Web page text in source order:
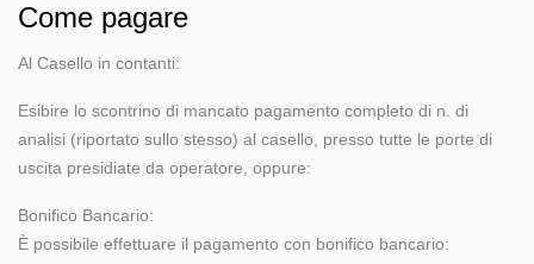
Come pagare
Al Casello in contanti:
Esibire lo scontrino di mancato pagamento completo di n. di
analisi (riportato sullo stesso) al casello, presso tutte le porte di
uscita presidiate da operatore, oppure:
Bonifico Bancario:
È possibile effettuare il pagamento con bonifico bancario: